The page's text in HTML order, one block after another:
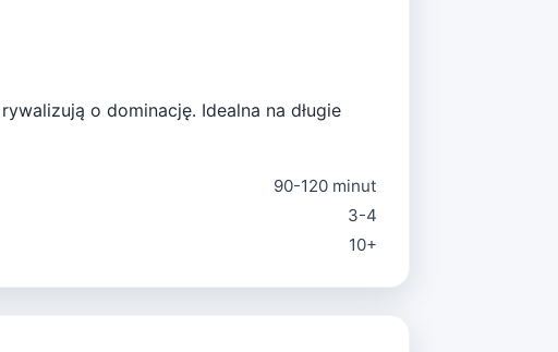
o dominację. Idealna na długie
90-120 minut
3-4
10+